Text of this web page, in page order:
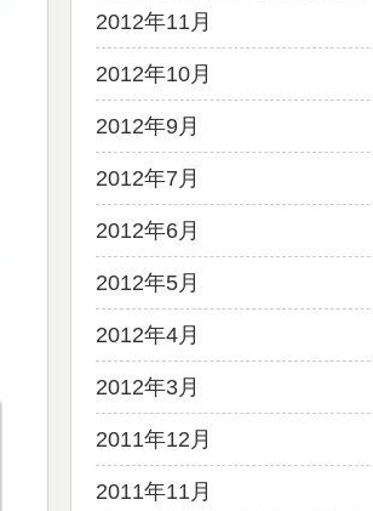
2012年11月
2012年10月
2012年9月
2012年7月
2012年6月
2012年5月
2012年4月
2012年3月
2011年12月
2011年11月